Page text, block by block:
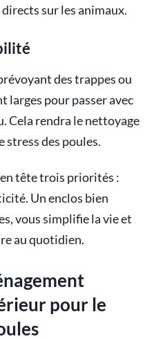
sur les animaux.
des trappes ou
larges pour passer avec
Cela rendra le nettoyage
stress des poules.
tête trois priorités :
Un enclos bien
vous simplifie la vie et
au quotidien.
pour le